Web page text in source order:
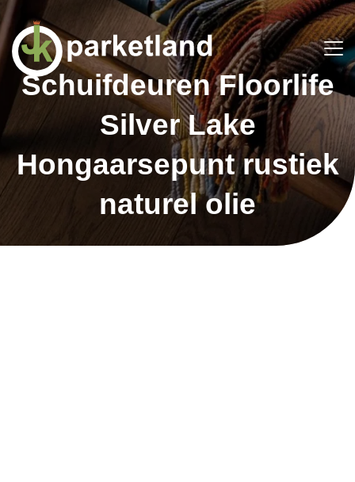
Schuifdeuren Floorlife
Silver Lake
Hongaarsepunt rustiek
naturel olie